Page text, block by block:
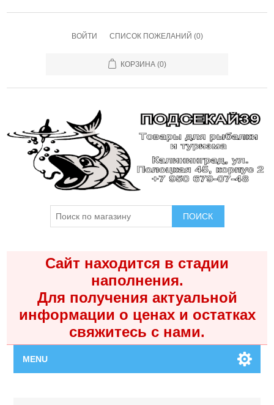
ВОЙТИ СПИСОК ПОЖЕЛАНИЙ (0)
КОРЗИНА (0)
ПОИСК
Сайт находится в стадии
наполнения.
Для получения актуальной
информации о ценах и остатках
свяжитесь с нами.
MENU